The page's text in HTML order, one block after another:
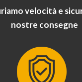
velocità e
nostre consegne